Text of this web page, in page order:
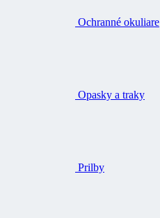
Ochranné okuliare
Opasky a traky
Prilby